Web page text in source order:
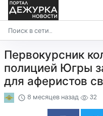
Первокурсник
полицией Югры
для аферистов
8 месяцев назад 32